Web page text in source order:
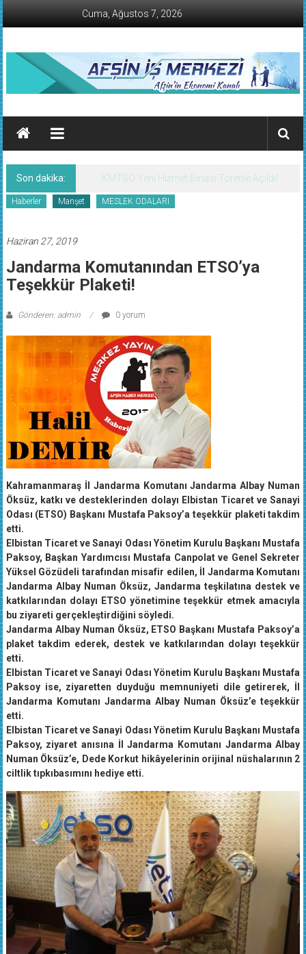
İçeriğe
geç
Cuma, Ağustos 7, 2026
AFŞİN
İŞ
MERKEZİ
Afşin'in
Ekonomi
Son dakika:
Afşin’de Nöbetçi Eczaneler/07 Ağustos
2026 Cuma
Haberler Manşet MESLEK ODALARI
Haziran 27, 2019
Jandarma Komutanından ETSO’ya
Teşekkür Plaketi!
0 yorum
Kahramanmaraş İl Jandarma Komutanı Jandarma Albay Numan
Öksüz, katkı ve desteklerinden dolayı Elbistan Ticaret ve Sanayi
Odası (ETSO) Başkanı Mustafa Paksoy’a teşekkür plaketi takdim
Elbistan Ticaret ve Sanayi Odası Yönetim Kurulu Başkanı Mustafa
Paksoy, Başkan Yardımcısı Mustafa Canpolat ve Genel Sekreter
Yüksel Gözüdeli tarafından misafir edilen, İl Jandarma Komutanı
Jandarma Albay Numan Öksüz, Jandarma teşkilatına destek ve
katkılarından dolayı ETSO yönetimine teşekkür etmek amacıyla
bu ziyareti gerçekleştirdiğini söyledi.
Jandarma Albay Numan Öksüz, ETSO Başkanı Mustafa Paksoy’a
plaket takdim ederek, destek ve katkılarından dolayı teşekkür
Elbistan Ticaret ve Sanayi Odası Yönetim Kurulu Başkanı Mustafa
Paksoy ise, ziyaretten duyduğu memnuniyeti dile getirerek, İl
Jandarma Komutanı Jandarma Albay Numan Öksüz’e teşekkür
Elbistan Ticaret ve Sanayi Odası Yönetim Kurulu Başkanı Mustafa
Paksoy, ziyaret anısına İl Jandarma Komutanı Jandarma Albay
Numan Öksüz’e, Dede Korkut hikâyelerinin orijinal nüshalarının 2
ciltlik tıpkıbasımını hediye etti.